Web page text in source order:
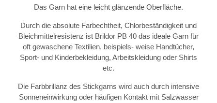
Das Garn hat eine leicht glänzende Oberfläche.
Durch die absolute Farbechtheit, Chlorbeständigkeit und
Bleichmittelresistenz ist Brildor PB 40 das ideale Garn für
oft gewaschene Textilien, beispiels- weise Handtücher,
Sport- und Kinderbekleidung, Arbeitskleidung oder Shirts
etc.
Die Farbbrillanz des Stickgarns wird auch durch intensive
Sonneneinwirkung oder häufigen Kontakt mit Salzwasser